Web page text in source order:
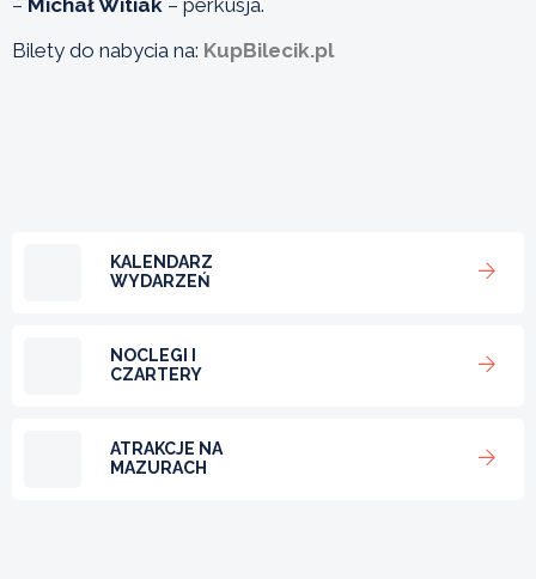
Bilety do nabycia na: KupBilecik.pl
KALENDARZ
WYDARZEŃ
NOCLEGI I
CZARTERY
ATRAKCJE NA
MAZURACH